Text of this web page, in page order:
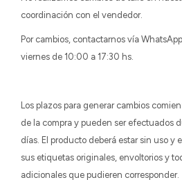
coordinación con el vendedor.
Por cambios, contactarnos vía
viernes de 10:00 a 17:30 hs.
Los plazos para generar cambios
de la compra y pueden ser efectuados
días. El producto deberá estar sin uso y
sus etiquetas originales, envoltorios y
adicionales que pudieren corresponder.